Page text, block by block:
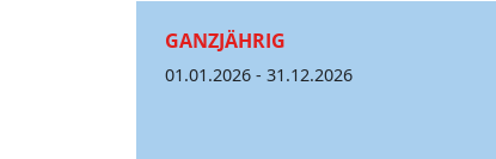
GANZJÄHRIG
01.01.2026 - 31.12.2026